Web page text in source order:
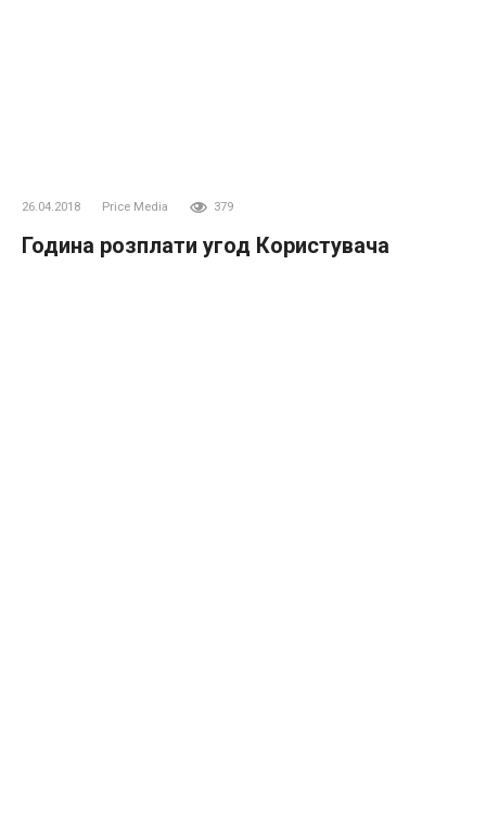
26.04.2018 Price Media 379
Година розплати угод Користувача